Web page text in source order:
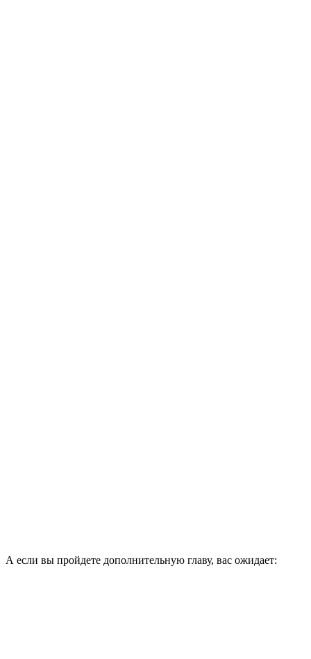
А если вы пройдете дополнительную главу, вас ожидает: